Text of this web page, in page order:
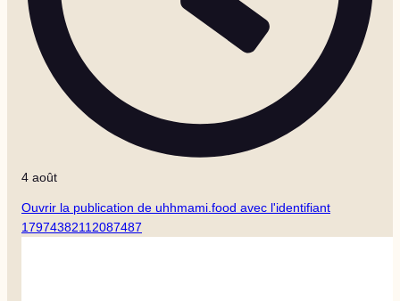
4 août
Ouvrir la publication de uhhmami.food avec l'identifiant
17974382112087487